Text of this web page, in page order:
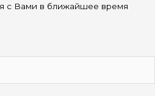
с Вами в ближайшее время